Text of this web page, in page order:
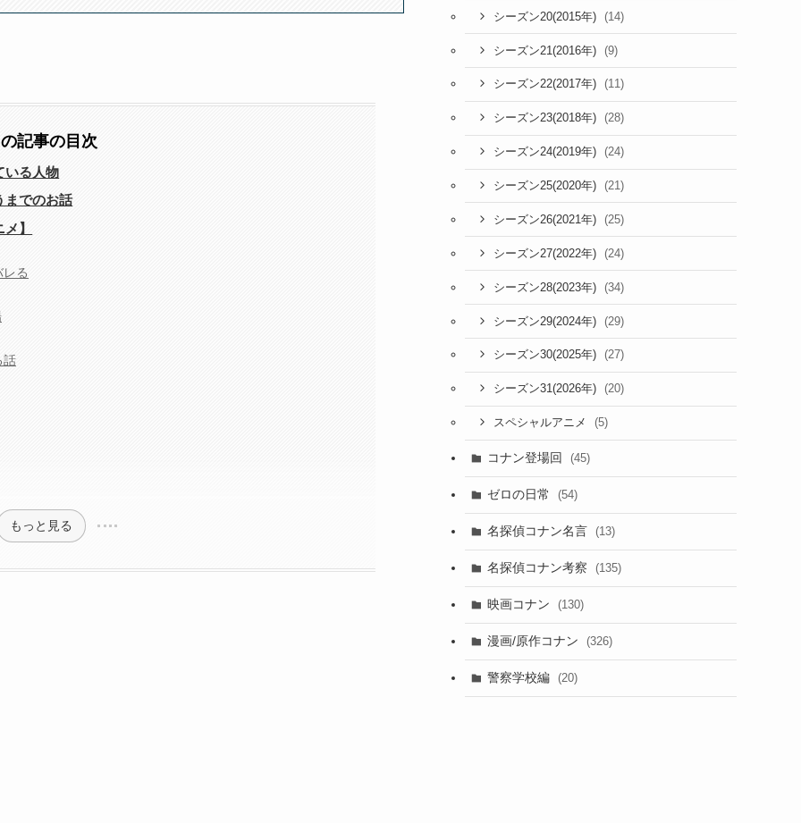
記事の目次
いる人物
までのお話
】
る
話
もっと見る
シーズン20(2015年) (14)
シーズン21(2016年) (9)
シーズン22(2017年) (11)
シーズン23(2018年) (28)
シーズン24(2019年) (24)
シーズン25(2020年) (21)
シーズン26(2021年) (25)
シーズン27(2022年) (24)
シーズン28(2023年) (34)
シーズン29(2024年) (29)
シーズン30(2025年) (27)
シーズン31(2026年) (20)
スペシャルアニメ (5)
コナン登場回 (45)
ゼロの日常 (54)
名探偵コナン名言 (13)
名探偵コナン考察 (135)
映画コナン (130)
漫画/原作コナン (326)
警察学校編 (20)